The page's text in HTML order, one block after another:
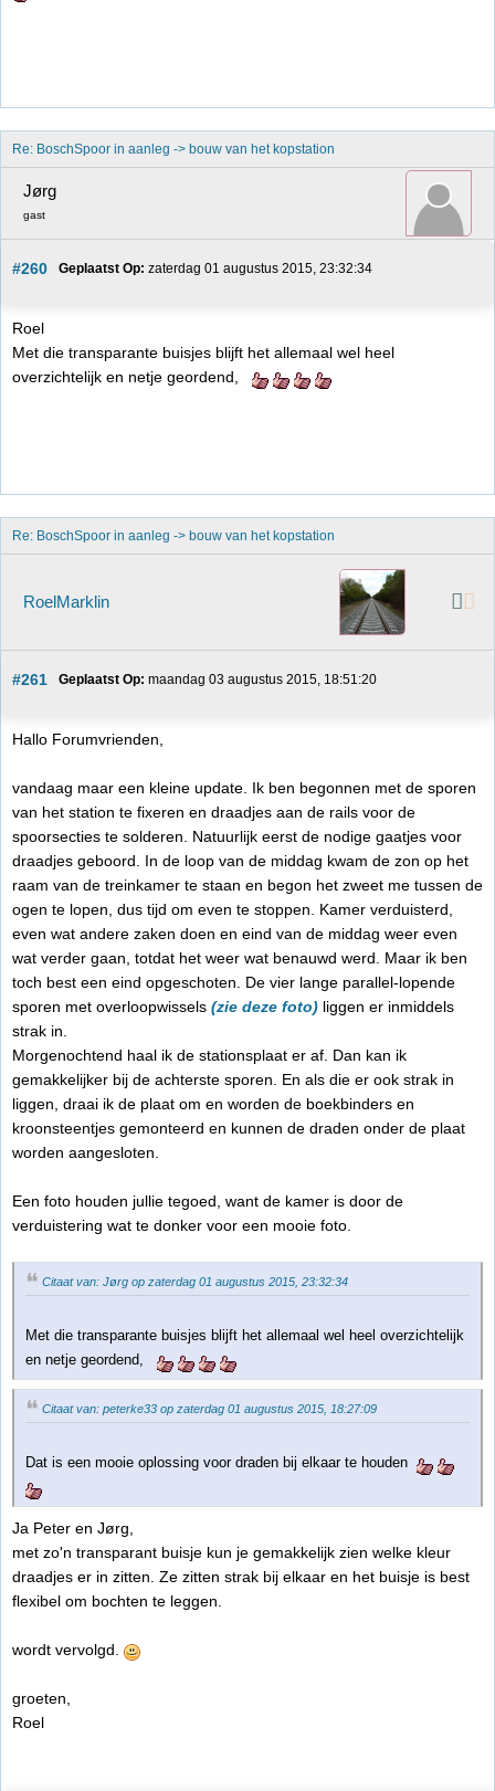
Re: BoschSpoor in aanleg -> bouw van het kopstation
Jørg
gast
#260 Geplaatst Op: zaterdag 01 augustus 2015, 23:32:34
Roel
Met die transparante buisjes blijft het allemaal wel heel
overzichtelijk en netje geordend,
Re: BoschSpoor in aanleg -> bouw van het kopstation
RoelMarklin
#261 Geplaatst Op: maandag 03 augustus 2015, 18:51:20
Hallo Forumvrienden,
vandaag maar een kleine update. Ik ben begonnen met de sporen
van het station te fixeren en draadjes aan de rails voor de
spoorsecties te solderen. Natuurlijk eerst de nodige gaatjes voor
draadjes geboord. In de loop van de middag kwam de zon op het
raam van de treinkamer te staan en begon het zweet me tussen de
ogen te lopen, dus tijd om even te stoppen. Kamer verduisterd,
even wat andere zaken doen en eind van de middag weer even
wat verder gaan, totdat het weer wat benauwd werd. Maar ik ben
toch best een eind opgeschoten. De vier lange parallel-lopende
sporen met overloopwissels (zie deze foto) liggen er inmiddels
strak in.
Morgenochtend haal ik de stationsplaat er af. Dan kan ik
gemakkelijker bij de achterste sporen. En als die er ook strak in
liggen, draai ik de plaat om en worden de boekbinders en
kroonsteentjes gemonteerd en kunnen de draden onder de plaat
worden aangesloten.
Een foto houden jullie tegoed, want de kamer is door de
verduistering wat te donker voor een mooie foto.
Citaat van: Jørg op zaterdag 01 augustus 2015, 23:32:34
Met die transparante buisjes blijft het allemaal wel heel overzichtelijk
en netje geordend,
Citaat van: peterke33 op zaterdag 01 augustus 2015, 18:27:09
Dat is een mooie oplossing voor draden bij elkaar te houden
Ja Peter en Jørg,
met zo'n transparant buisje kun je gemakkelijk zien welke kleur
draadjes er in zitten. Ze zitten strak bij elkaar en het buisje is best
flexibel om bochten te leggen.
wordt vervolgd.
groeten,
Roel